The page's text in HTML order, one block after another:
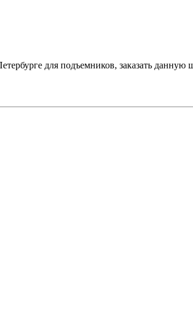
для подъемников, заказать